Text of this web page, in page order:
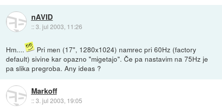
nAVID
::3. jul 2003, 11:26
Hm....
Pri men (17", 1280x1024) namrec pri 60Hz (factory
default) sivine kar opazno "migetajo". Če pa nastavim na 75Hz je
pa slika pregroba. Any ideas ?
Markoff
::3. jul 2003, 19:05